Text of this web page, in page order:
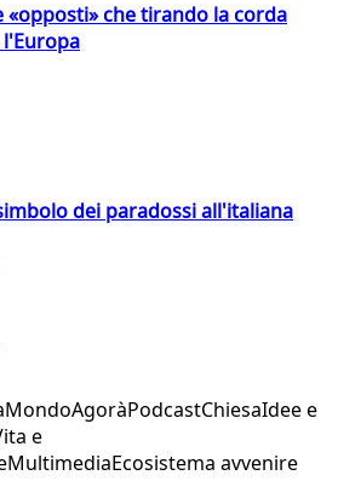
«opposti» che tirando la corda
dei paradossi all'italiana
MondoAgoràPodcastChiesaIdee e
e
MultimediaEcosistema avvenire